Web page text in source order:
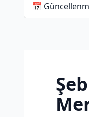
📅